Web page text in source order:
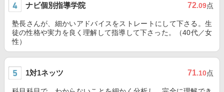
ナビ個別指導学院 72.09点
塾長さんが、細かいアドバイスをストレートにして下さる。生
徒の性格や実力を良く理解して指導して下さった。（40代／女
性）
1対1ネッツ 71.10点